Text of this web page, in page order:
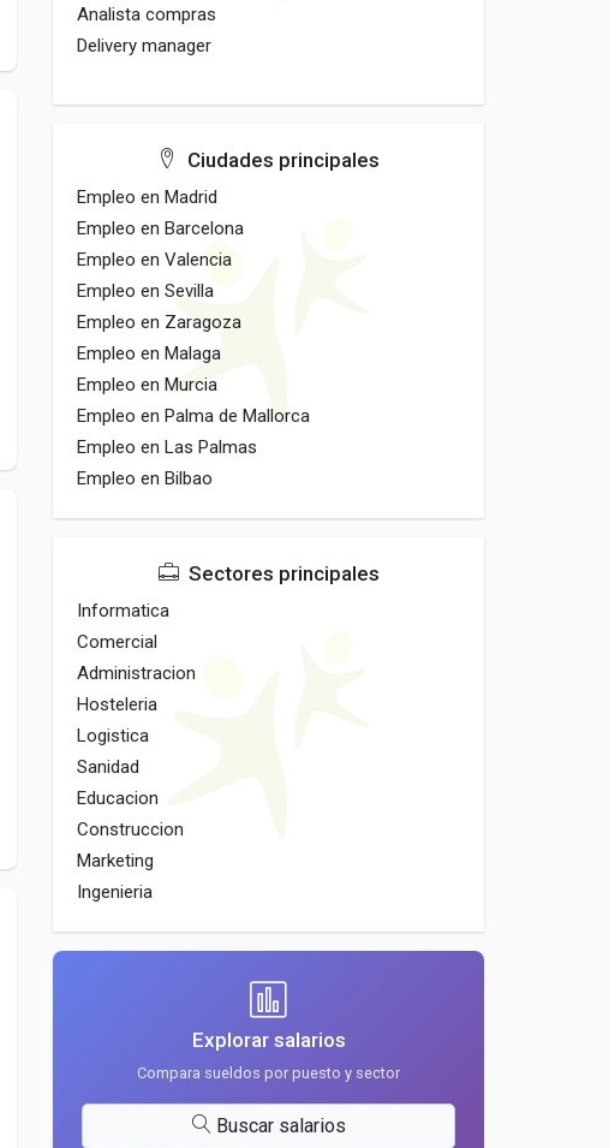
Analista compras
Delivery manager
Ciudades principales
Empleo en Madrid
Empleo en Barcelona
Empleo en Valencia
Empleo en Sevilla
Empleo en Zaragoza
Empleo en Malaga
Empleo en Murcia
Empleo en Palma de Mallorca
Empleo en Las Palmas
Empleo en Bilbao
Sectores principales
Informatica
Comercial
Administracion
Hosteleria
Logistica
Sanidad
Educacion
Construccion
Marketing
Ingenieria
Explorar salarios
Compara sueldos por puesto y sector
Buscar salarios